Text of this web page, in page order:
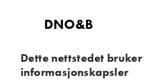
DNO&B
Tilgjengelighets­erklæring
Dette nettstedet bruker
informasjonskapsler